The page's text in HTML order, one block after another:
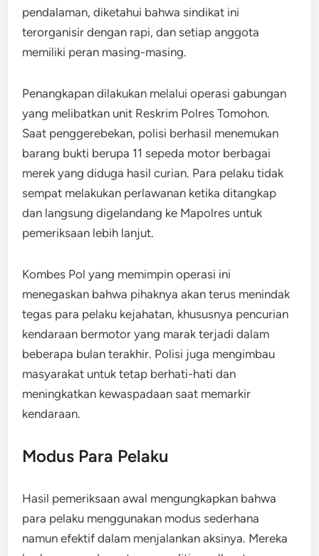
pendalaman, diketahui bahwa sindikat ini
terorganisir dengan rapi, dan setiap anggota
memiliki peran masing-masing.
Penangkapan dilakukan melalui operasi gabungan
yang melibatkan unit Reskrim Polres Tomohon.
Saat penggerebekan, polisi berhasil menemukan
barang bukti berupa 11 sepeda motor berbagai
merek yang diduga hasil curian. Para pelaku tidak
sempat melakukan perlawanan ketika ditangkap
dan langsung digelandang ke Mapolres untuk
pemeriksaan lebih lanjut.
Kombes Pol yang memimpin operasi ini
menegaskan bahwa pihaknya akan terus menindak
tegas para pelaku kejahatan, khususnya pencurian
kendaraan bermotor yang marak terjadi dalam
beberapa bulan terakhir. Polisi juga mengimbau
masyarakat untuk tetap berhati-hati dan
meningkatkan kewaspadaan saat memarkir
kendaraan.
Modus Para Pelaku
Hasil pemeriksaan awal mengungkapkan bahwa
para pelaku menggunakan modus sederhana
namun efektif dalam menjalankan aksinya. Mereka